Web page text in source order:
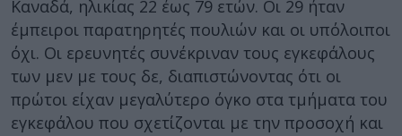
Καναδά, ηλικίας 22 έως 79 ετών. Οι 29 ήταν
έμπειροι παρατηρητές πουλιών και οι υπόλοιποι
όχι. Οι ερευνητές συνέκριναν τους εγκεφάλους
των μεν με τους δε, διαπιστώνοντας ότι οι
πρώτοι είχαν μεγαλύτερο όγκο στα τμήματα του
εγκεφάλου που σχετίζονται με την προσοχή και